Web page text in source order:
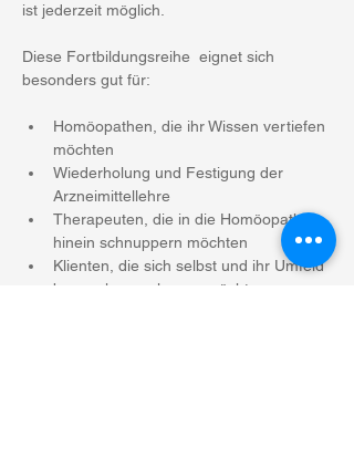
ist jederzeit möglich.
Diese Fortbildungsreihe  eignet sich
besonders gut für:
Homöopathen, die ihr Wissen vertiefen
möchten
Wiederholung und Festigung der
Arzneimittellehre
Therapeuten, die in die Homöopathie
hinein schnuppern möchten
Klienten, die sich selbst und ihr Umfeld
besser kennenlernen möchten